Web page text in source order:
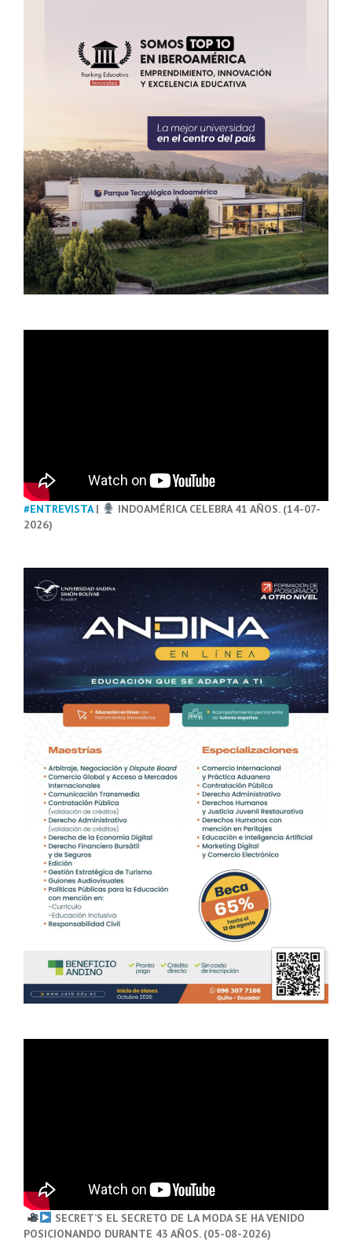
#ENTREVISTA|
INDOAMÉRICA CELEBRA 41 AÑOS. (14-07-
2026)
SECRET’S EL SECRETO DE LA MODA SE HA VENIDO
POSICIONANDO DURANTE 43 AÑOS. (05-08-2026)